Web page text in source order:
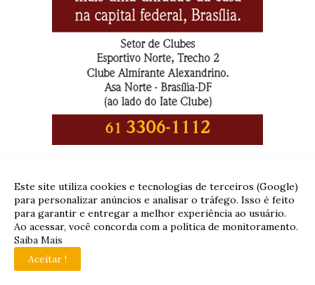
Este site utiliza cookies e tecnologias de terceiros (Google)
para personalizar anúncios e analisar o tráfego. Isso é feito
para garantir e entregar a melhor experiência ao usuário.
Ao acessar, você concorda com a política de monitoramento.
Saiba Mais
Aceitar !